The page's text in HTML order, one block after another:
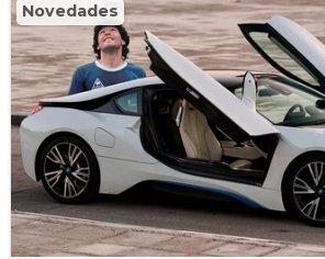
Novedades